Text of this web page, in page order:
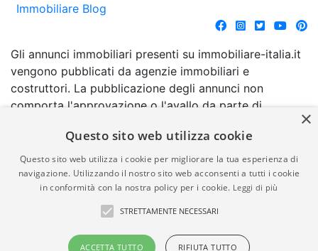
Immobiliare Blog
Gli annunci immobiliari presenti su immobiliare-italia.it
vengono pubblicati da agenzie immobiliari e
costruttori. La pubblicazione degli annunci non
comporta l'approvazione o l'avallo da parte di
garanzia da parte di quest'ultima. immobiliare-italia.it
quindi non è responsabile della veridicità, della
correttezza, della completezza, della normativa in
materia di privacy e/o di alcun altro aspetto dei
suddetti annunci.
© Copyright 2007 - 2026
Powered by
×
Questo sito web utilizza cookie
Questo sito web utilizza i cookie per migliorare la tua esperienza di
navigazione. Utilizzando il nostro sito web acconsenti a tutti i cookie
in conformità con la nostra policy per i cookie. Leggi di più
STRETTAMENTE NECESSARI
ACCETTA TUTTO RIFIUTA TUTTO